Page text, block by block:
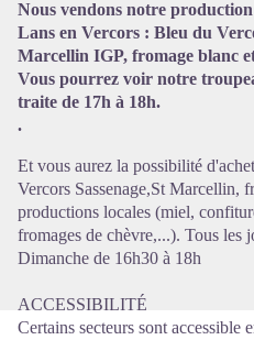
Nous vendons notre
Lans en Vercors : Bleu du
Marcellin IGP, fromage blanc
Vous pourrez voir notre
traite de 17h à 18h.
.
Et vous aurez la possibilité
Vercors Sassenage,St Marcellin,
productions locales (miel,
fromages de chèvre,...). Tous les
Dimanche de 16h30 à 18h
ACCESSIBILITÉ
Certains secteurs sont